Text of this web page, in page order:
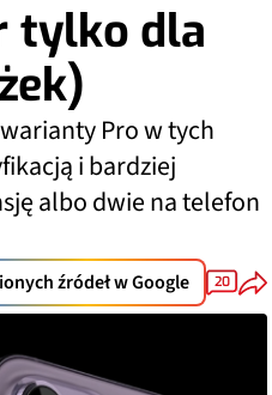
tylko dla
Pro w tych
i bardziej
albo dwie na telefon
źródeł w Google 20